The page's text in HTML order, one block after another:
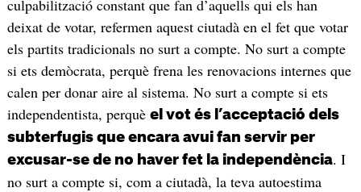
culpabilització constant que fan d’aquells qui els han
deixat de votar, refermen aquest ciutadà en el fet que votar
els partits tradicionals no surt a compte. No surt a compte
si ets demòcrata, perquè frena les renovacions internes que
calen per donar aire al sistema. No surt a compte si ets
independentista, perquè el vot és l’acceptació dels
subterfugis que encara avui fan servir per
excusar-se de no haver fet la independència. I
no surt a compte si, com a ciutadà, la teva autoestima